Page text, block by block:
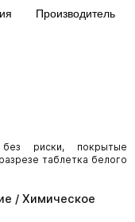
Производитель
без риски, покрытые
таблетка белого
/ Химическое